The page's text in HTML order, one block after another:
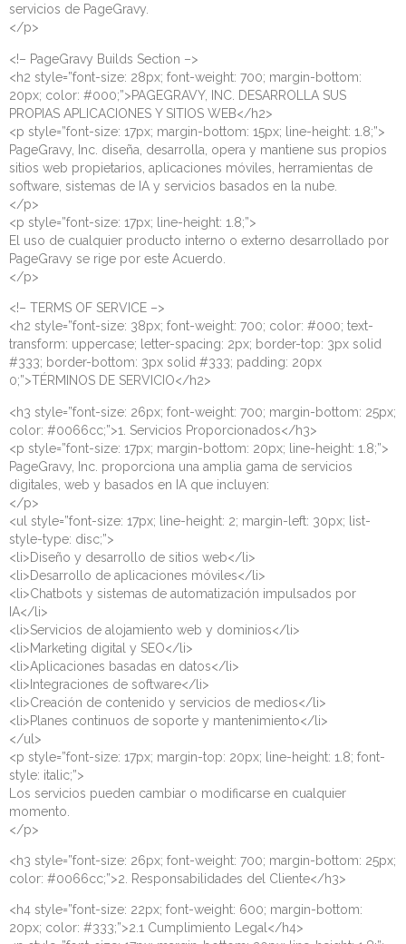
servicios de PageGravy.
</p>
<!– PageGravy Builds Section –>
<h2 style=”font-size: 28px; font-weight: 700; margin-bottom:
20px; color: #000;”>PAGEGRAVY, INC. DESARROLLA SUS
PROPIAS APLICACIONES Y SITIOS WEB</h2>
<p style=”font-size: 17px; margin-bottom: 15px; line-height: 1.8;”>
PageGravy, Inc. diseña, desarrolla, opera y mantiene sus propios
sitios web propietarios, aplicaciones móviles, herramientas de
software, sistemas de IA y servicios basados en la nube.
</p>
<p style=”font-size: 17px; line-height: 1.8;”>
El uso de cualquier producto interno o externo desarrollado por
PageGravy se rige por este Acuerdo.
</p>
<!– TERMS OF SERVICE –>
<h2 style=”font-size: 38px; font-weight: 700; color: #000; text-
transform: uppercase; letter-spacing: 2px; border-top: 3px solid
#333; border-bottom: 3px solid #333; padding: 20px
0;”>TÉRMINOS DE SERVICIO</h2>
<h3 style=”font-size: 26px; font-weight: 700; margin-bottom: 25px;
color: #0066cc;”>1. Servicios Proporcionados</h3>
<p style=”font-size: 17px; margin-bottom: 20px; line-height: 1.8;”>
PageGravy, Inc. proporciona una amplia gama de servicios
digitales, web y basados en IA que incluyen:
</p>
<ul style=”font-size: 17px; line-height: 2; margin-left: 30px; list-
style-type: disc;”>
<li>Diseño y desarrollo de sitios web</li>
<li>Desarrollo de aplicaciones móviles</li>
<li>Chatbots y sistemas de automatización impulsados por
IA</li>
<li>Servicios de alojamiento web y dominios</li>
<li>Marketing digital y SEO</li>
<li>Aplicaciones basadas en datos</li>
<li>Integraciones de software</li>
<li>Creación de contenido y servicios de medios</li>
<li>Planes continuos de soporte y mantenimiento</li>
</ul>
<p style=”font-size: 17px; margin-top: 20px; line-height: 1.8; font-
style: italic;”>
Los servicios pueden cambiar o modificarse en cualquier
momento.
</p>
<h3 style=”font-size: 26px; font-weight: 700; margin-bottom: 25px;
color: #0066cc;”>2. Responsabilidades del Cliente</h3>
<h4 style=”font-size: 22px; font-weight: 600; margin-bottom:
20px; color: #333;”>2.1 Cumplimiento Legal</h4>